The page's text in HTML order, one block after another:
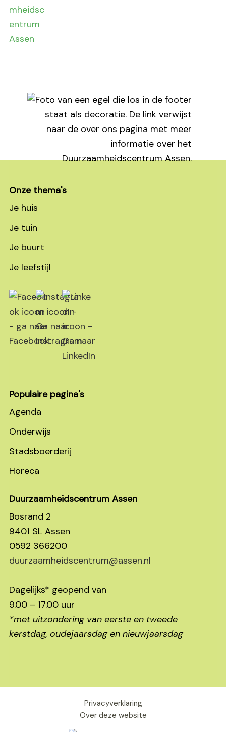
Onze thema's
Je huis
Je tuin
Je buurt
Je leefstijl
Populaire pagina's
Agenda
Onderwijs
Stadsboerderij
Horeca
Duurzaamheidscentrum Assen
Bosrand 2
9401 SL Assen
0592 366200
duurzaamheidscentrum@assen.nl
Dagelijks* geopend van
9.00 – 17.00 uur
*met uitzondering van eerste en tweede
kerstdag, oudejaarsdag en nieuwjaarsdag
Privacyverklaring
Over deze website